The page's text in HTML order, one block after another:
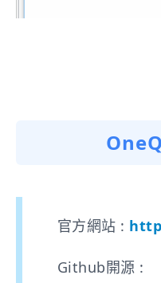
官方網站 :
Github開源 :